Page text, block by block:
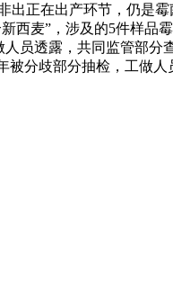
出正在出产环节，仍是
麦”，涉及的5件样品霉
人员透露，共同监管部
分歧部分抽检，工做